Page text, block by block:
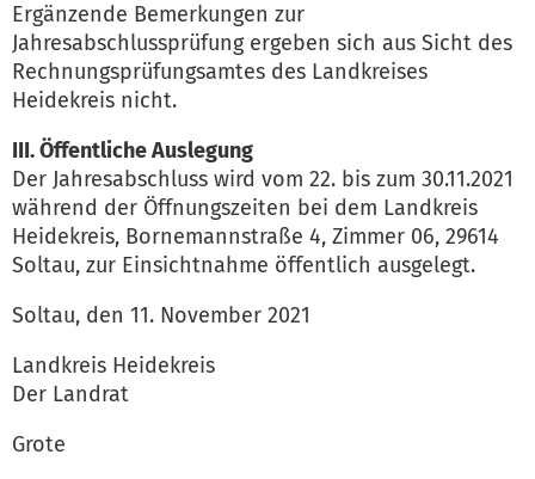
Ergänzende Bemerkungen zur
Jahresabschlussprüfung ergeben sich aus Sicht des
Rechnungsprüfungsamtes des Landkreises
Heidekreis nicht.
III. Öffentliche Auslegung
Der Jahresabschluss wird vom 22. bis zum 30.11.2021
während der Öffnungszeiten bei dem Landkreis
Heidekreis, Bornemannstraße 4, Zimmer 06, 29614
Soltau, zur Einsichtnahme öffentlich ausgelegt.
Soltau, den 11. November 2021
Landkreis Heidekreis
Der Landrat
Grote